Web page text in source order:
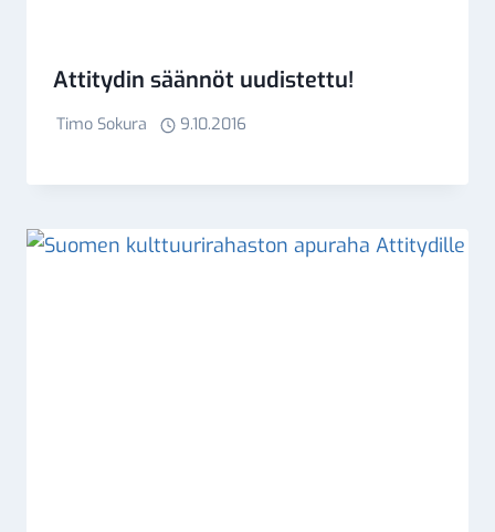
Attitydin säännöt uudistettu!
Timo Sokura 9.10.2016